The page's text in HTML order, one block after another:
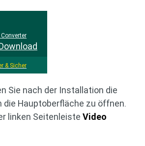
& Sicher
Sie nach der Installation die
die Hauptoberfläche zu öffnen.
linken Seitenleiste Video